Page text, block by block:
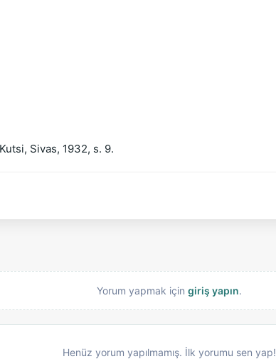
Sivas, 1932, s. 9.
Yorum yapmak için giriş yapın.
Henüz yorum yapılmamış. İlk yorumu sen yap!